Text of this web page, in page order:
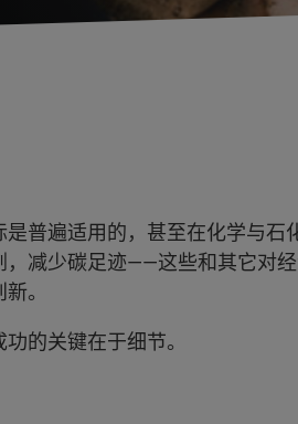
普遍适用的，甚至在化学与石
减少碳足迹——这些和其它对
。
的关键在于细节。